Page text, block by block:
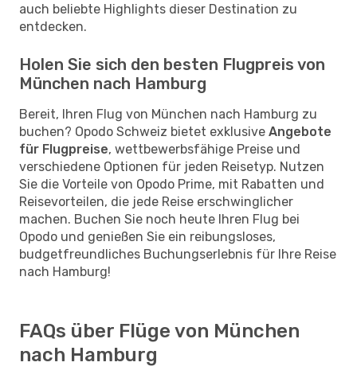
auch beliebte Highlights dieser Destination zu
entdecken.
Holen Sie sich den besten Flugpreis von
München nach Hamburg
Bereit, Ihren Flug von München nach Hamburg zu
buchen? Opodo Schweiz bietet exklusive Angebote
für Flugpreise, wettbewerbsfähige Preise und
verschiedene Optionen für jeden Reisetyp. Nutzen
Sie die Vorteile von Opodo Prime, mit Rabatten und
Reisevorteilen, die jede Reise erschwinglicher
machen. Buchen Sie noch heute Ihren Flug bei
Opodo und genießen Sie ein reibungsloses,
budgetfreundliches Buchungserlebnis für Ihre Reise
nach Hamburg!
FAQs über Flüge von München
nach Hamburg